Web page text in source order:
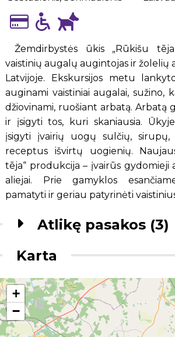
Žemdirbystės ūkis „Rūkišu
vaistinių augalų augintojas ir žolelių
Latvijoje. Ekskursijos metu
auginami vaistiniai augalai, sužino,
džiovinami, ruošiant arbatą. Arbatą
ir įsigyti tos, kuri skaniausia.
įsigyti įvairių uogų sulčių, sirupų,
receptus išvirtų uogienių.
tēja“ produkcija – įvairūs gydomieji
aliejai. Prie gamyklos
pamatyti ir geriau patyrinėti
Atlikę pasakos (3)
Karta
+
−